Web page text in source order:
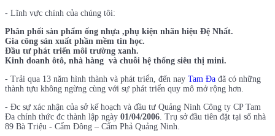
- Lĩnh vực chính của chúng tôi:
Phân phối sản phẩm ống nhựa ,phụ kiện nhãn hiệu Đệ Nhất.
Gia công sản xuất phần mềm tin học.
Đầu tư phát triển môi trường xanh.
Kinh doanh ôtô, nhà hàng và chuỗi hệ thống siêu thị mini.
- Trải qua 13 năm hình thành và phát triển, đến nay Tam Đa đã có những
thành tựu không ngừng cùng với sự phát triển quy mô mở rộng hơn.
- Đc sự xác nhận của sở kế hoạch và đầu tư Quảng Ninh Công ty CP Tam
Đa chính thức đc thành lập ngày 01/04/2006. Trụ sở đầu tiên đặt tại số nhà
89 Bà Triệu - Cẩm Đông – Cẩm Phả Quảng Ninh.